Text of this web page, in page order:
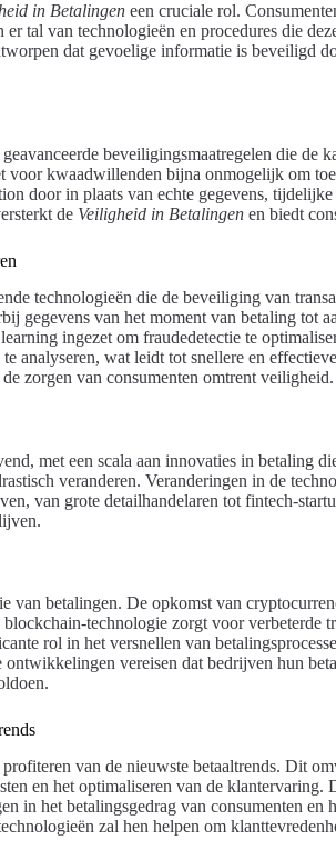
in Betalingen een cruciale rol.
tal van technologieën en procedures die
dat gevoelige informatie is beveiligd
beveiligingsmaatregelen die de
voor kwaadwillenden bijna onmogelijk om
door in plaats van echte gegevens,
de Veiligheid in Betalingen en biedt
technologieën die de beveiliging van
gegevens van het moment van betaling tot
ingezet om fraudedetectie te
analyseren, wat leidt tot snellere en
zorgen van consumenten omtrent veiligheid.
met een scala aan innovaties in betaling
veranderen. Veranderingen in de
van grote detailhandelaren tot fintech-
van betalingen. De opkomst van
technologie zorgt voor verbeterde
rol in het versnellen van
vereisen dat bedrijven hun
van de nieuwste betaaltrends. Dit
en het optimaliseren van de klantervaring.
in het betalingsgedrag van consumenten en
zal hen helpen om